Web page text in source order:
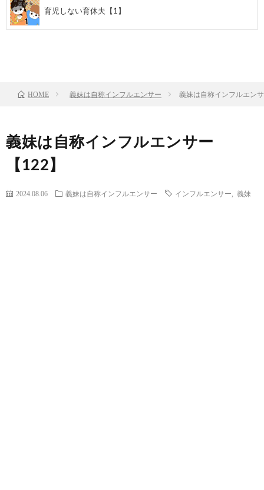
育児しない育休夫【1】
HOME 義妹は自称インフルエンサー 義妹は自称インフルエン
義妹は自称インフルエンサー
【122】
2024.08.06 義妹は自称インフルエンサー インフルエンサー 義妹